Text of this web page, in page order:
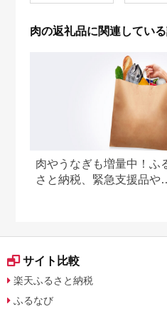
肉の返礼品に関連してい
肉やうなぎも増量中！ふ
さと納税、緊急支援品や
サイト比較
楽天ふるさと納税
ふるなび